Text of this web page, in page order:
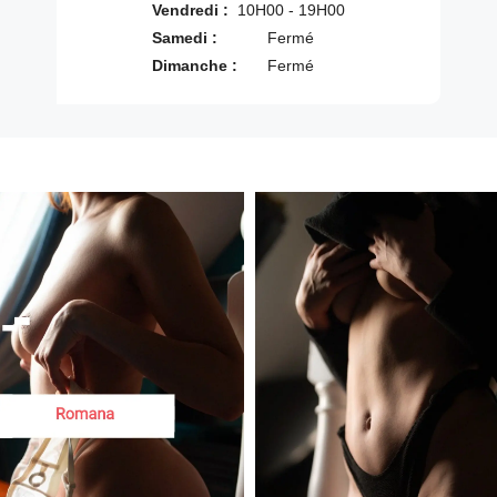
Vendredi :
Samedi :
Dimanche :
10H00 - 19H00
Fermé
Fermé